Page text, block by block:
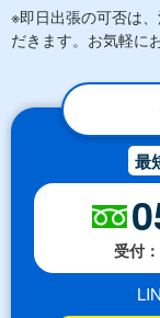
※即日出張の可否は
だきます。お気軽に
最
受付